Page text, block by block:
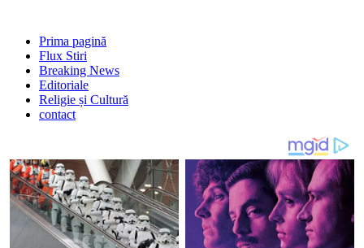
Prima pagină
Flux Stiri
Breaking News
Editoriale
Religie și Cultură
contact